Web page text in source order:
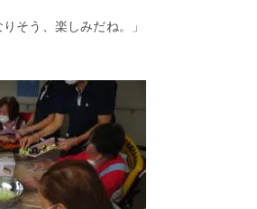
そう、楽しみだね。」